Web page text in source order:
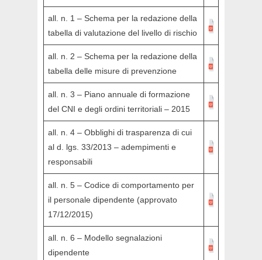
all. n. 1 – Schema per la redazione della
tabella di valutazione del livello di rischio
all. n. 2 – Schema per la redazione della
tabella delle misure di prevenzione
all. n. 3 – Piano annuale di formazione
del CNI e degli ordini territoriali – 2015
all. n. 4 – Obblighi di trasparenza di cui
al d. lgs. 33/2013 – adempimenti e
responsabili
all. n. 5 – Codice di comportamento per
il personale dipendente (approvato
17/12/2015)
all. n. 6 – Modello segnalazioni
dipendente